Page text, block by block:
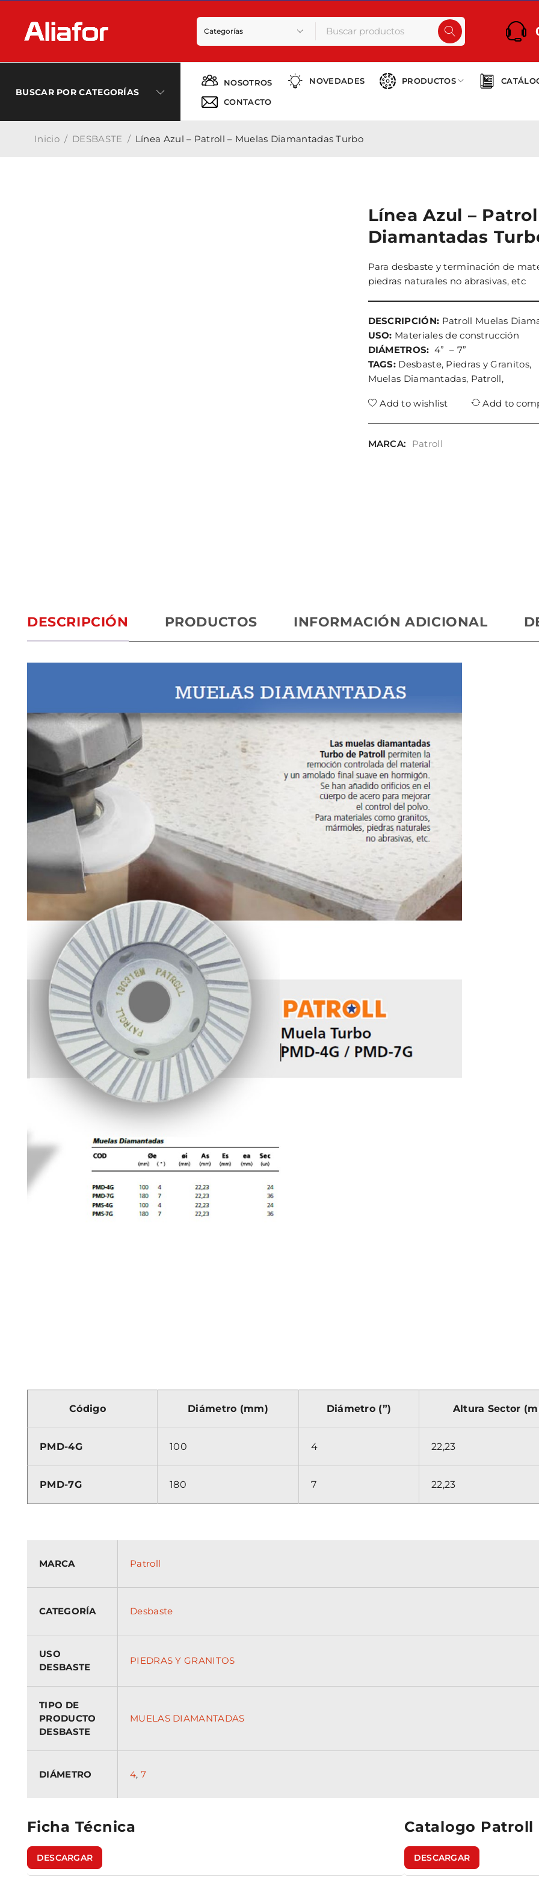
BUSCAR POR CATEGORÍAS
NOSOTROS NOVEDADES PRODUCTOS
CONTACTO
Inicio / DESBASTE / Línea Azul – Patroll – Muelas Diamantadas Turbo
Línea Azul –
Diamantadas
Para desbaste y terminación de
piedras naturales no abrasivas, etc
DESCRIPCIÓN: Patroll Muelas
USO: Materiales de construcción
DIÁMETROS: 4” – 7”
TAGS: Desbaste, Piedras y Granitos,
Muelas Diamantadas, Patroll,
Add to wishlist Add to
MARCA: Patroll
DESCRIPCIÓN PRODUCTOS INFORMACIÓN ADICIONAL
Código Diámetro (mm) Diámetro (”) Altura Sector
PMD-4G 100 4 22,23
PMD-7G 180 7 22,23
MARCA Patroll
CATEGORÍA Desbaste
USO
DESBASTE
PIEDRAS Y GRANITOS
TIPO DE
PRODUCTO
DESBASTE
MUELAS DIAMANTADAS
DIÁMETRO 4, 7
Ficha Técnica
DESCARGAR
Catalogo Patroll
DESCARGAR